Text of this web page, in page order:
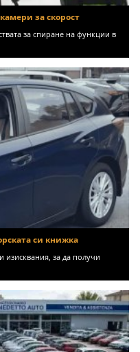
за скорост
за спиране на функции в
си книжка
за да получи